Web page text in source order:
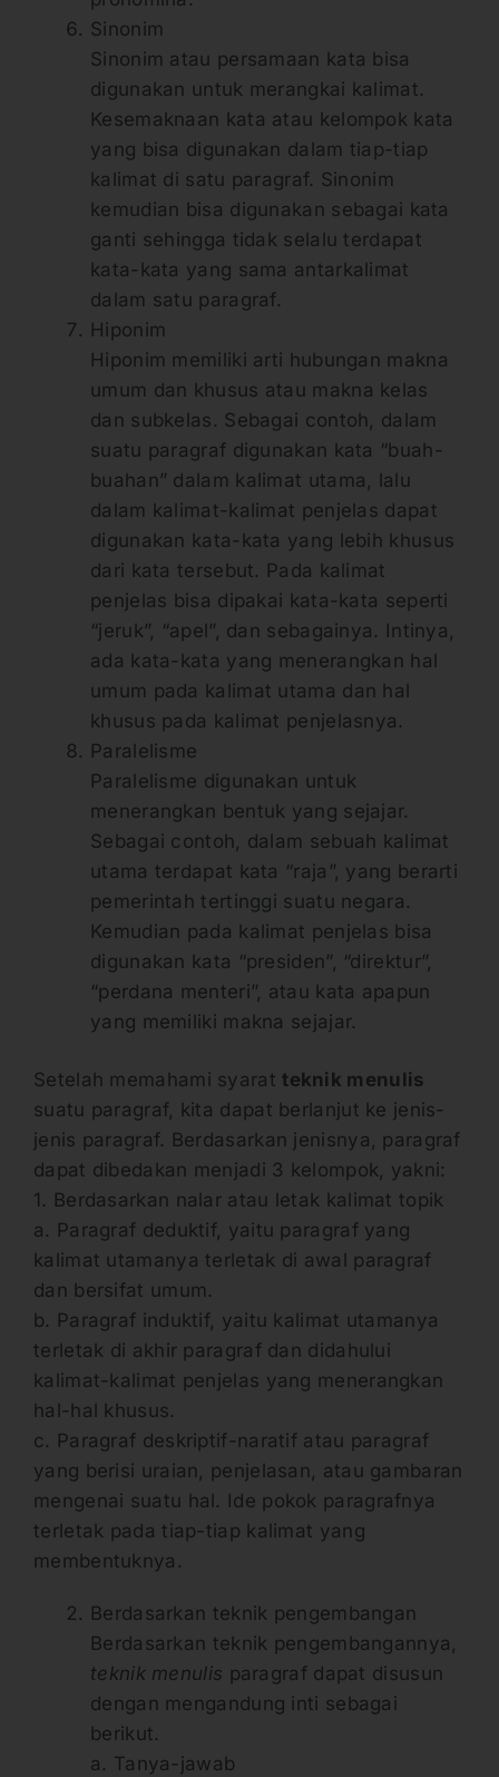
Sinonim
Sinonim atau persamaan kata bisa
digunakan untuk merangkai kalimat.
Kesemaknaan kata atau kelompok kata
yang bisa digunakan dalam tiap-tiap
kalimat di satu paragraf. Sinonim
kemudian bisa digunakan sebagai kata
ganti sehingga tidak selalu terdapat
kata-kata yang sama antarkalimat
dalam satu paragraf.
Hiponim
Hiponim memiliki arti hubungan makna
umum dan khusus atau makna kelas
dan subkelas. Sebagai contoh, dalam
suatu paragraf digunakan kata “buah-
buahan” dalam kalimat utama, lalu
dalam kalimat-kalimat penjelas dapat
digunakan kata-kata yang lebih khusus
dari kata tersebut. Pada kalimat
penjelas bisa dipakai kata-kata seperti
“jeruk”, “apel”, dan sebagainya. Intinya,
ada kata-kata yang menerangkan hal
umum pada kalimat utama dan hal
khusus pada kalimat penjelasnya.
Paralelisme
Paralelisme digunakan untuk
menerangkan bentuk yang sejajar.
Sebagai contoh, dalam sebuah kalimat
utama terdapat kata “raja”, yang berarti
pemerintah tertinggi suatu negara.
Kemudian pada kalimat penjelas bisa
digunakan kata “presiden”, “direktur”,
“perdana menteri”, atau kata apapun
yang memiliki makna sejajar.
Setelah memahami syaratteknik menulis
suatu paragraf, kita dapat berlanjut ke jenis-
jenis paragraf. Berdasarkan jenisnya, paragraf
dapat dibedakan menjadi 3 kelompok, yakni:
1. Berdasarkan nalar atau letak kalimat topik
a. Paragraf deduktif, yaitu paragraf yang
kalimat utamanya terletak di awal paragraf
dan bersifat umum.
b. Paragraf induktif, yaitu kalimat utamanya
terletak di akhir paragraf dan didahului
kalimat-kalimat penjelas yang menerangkan
hal-hal khusus.
c. Paragraf deskriptif-naratif atau paragraf
yang berisi uraian, penjelasan, atau gambaran
mengenai suatu hal. Ide pokok paragrafnya
terletak pada tiap-tiap kalimat yang
membentuknya.
Berdasarkan teknik pengembangan
Berdasarkan teknik pengembangannya,
teknik menulis paragraf dapat disusun
dengan mengandung inti sebagai
berikut.
a. Tanya-jawab